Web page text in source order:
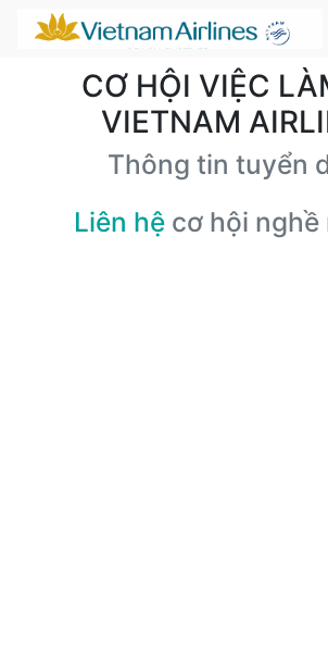
CƠ HỘI VIỆC
VIETNAM
Thông tin tuyển
Liên hệ cơ hội nghề